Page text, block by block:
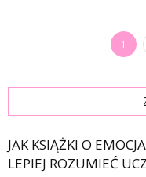
1
JAK KSIĄŻKI O
LEPIEJ ROZUMIEĆ